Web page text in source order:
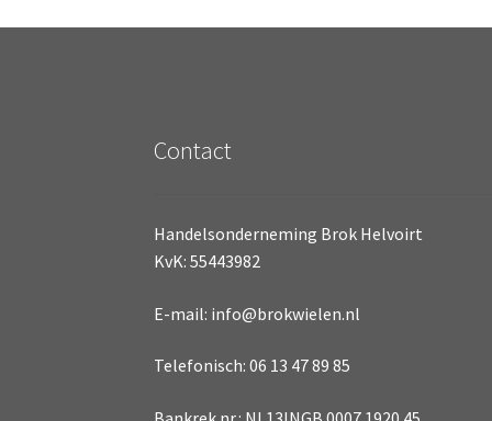
Contact
Handelsonderneming Brok Helvoirt
KvK: 55443982
E-mail: info@brokwielen.nl
Telefonisch: 06 13 47 89 85